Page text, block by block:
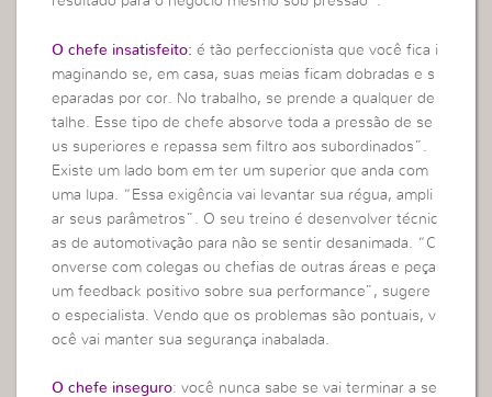
O chefe insatisfeito: é tão perfeccionista que você fica i
maginando se, em casa, suas meias ficam dobradas e s
eparadas por cor. No trabalho, se prende a qualquer de
talhe. Esse tipo de chefe absorve toda a pressão de se
us superiores e repassa sem filtro aos subordinados”.
Existe um lado bom em ter um superior que anda com
uma lupa. “Essa exigência vai levantar sua régua, ampli
ar seus parâmetros”. O seu treino é desenvolver técnic
as de automotivação para não se sentir desanimada. “C
onverse com colegas ou chefias de outras áreas e peça
um feedback positivo sobre sua performance”, sugere
o especialista. Vendo que os problemas são pontuais, v
ocê vai manter sua segurança inabalada.
O chefe inseguro: você nunca sabe se vai terminar a se